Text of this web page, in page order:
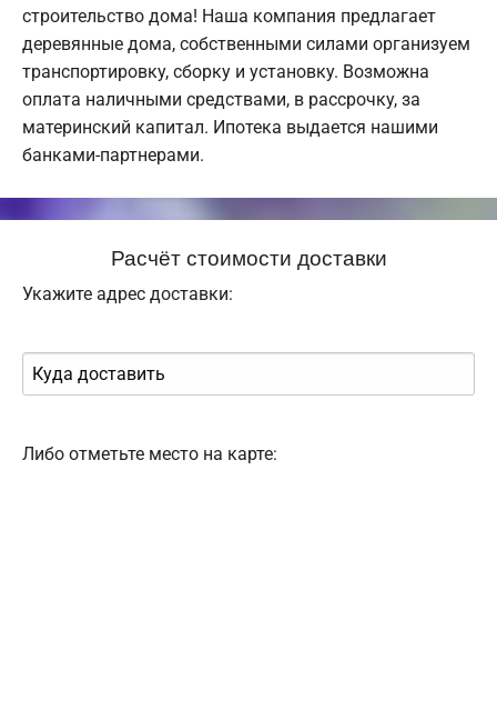
строительство дома! Наша компания предлагает
деревянные дома, собственными силами организуем
транспортировку, сборку и установку. Возможна
оплата наличными средствами, в рассрочку, за
материнский капитал. Ипотека выдается нашими
банками-партнерами.
Расчёт стоимости доставки
Укажите адрес доставки:
Либо отметьте место на карте: